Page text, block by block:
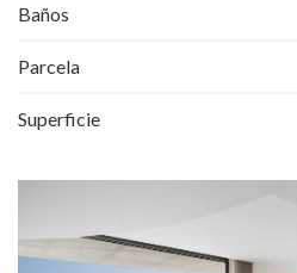
Baños
Parcela
Superficie